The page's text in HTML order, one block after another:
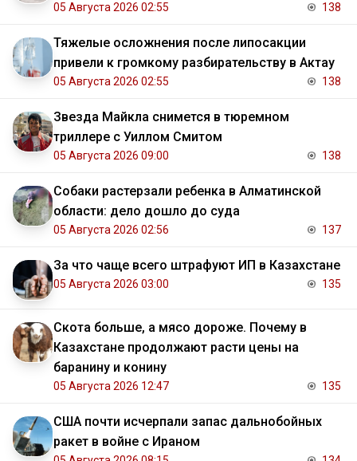
05 Августа 2026 02:55 138
Тяжелые осложнения после липосакции
привели к громкому разбирательству в Актау
05 Августа 2026 02:55 138
Звезда Майкла снимется в тюремном
триллере с Уиллом Смитом
05 Августа 2026 09:00 138
Собаки растерзали ребенка в Алматинской
области: дело дошло до суда
05 Августа 2026 02:56 137
За что чаще всего штрафуют ИП в Казахстане
05 Августа 2026 03:00 135
Скота больше, а мясо дороже. Почему в
Казахстане продолжают расти цены на
баранину и конину
05 Августа 2026 12:47 135
США почти исчерпали запас дальнобойных
ракет в войне с Ираном